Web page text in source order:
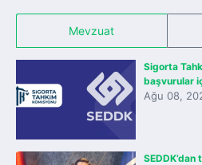
Mevzuat
Sigorta
başvurular
Ağu 08,
SEDDK’dan